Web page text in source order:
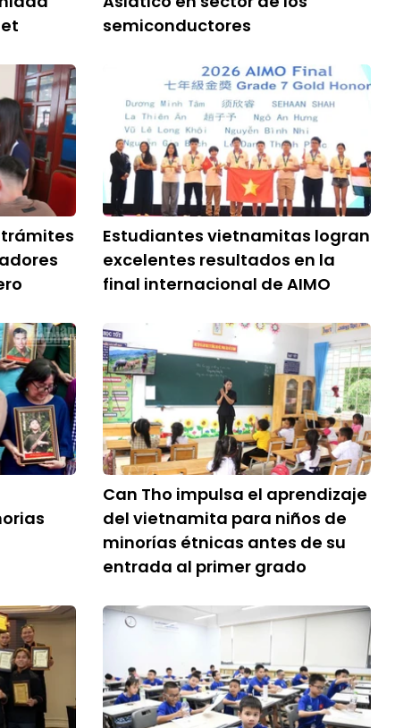
semiconductores
trámites
Estudiantes vietnamitas logran
excelentes resultados en la
final internacional de AIMO
Can Tho impulsa el aprendizaje
del vietnamita para niños de
minorías étnicas antes de su
entrada al primer grado